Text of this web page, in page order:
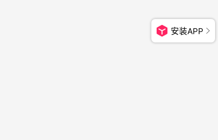
安装APP